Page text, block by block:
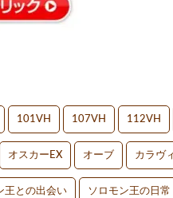
101VH 107VH 112VH
オスカーEX オーブ カラヴ
王との出会い ソロモン王の日常